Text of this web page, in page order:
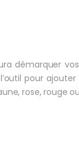
démarquer
pour
rose, rouge